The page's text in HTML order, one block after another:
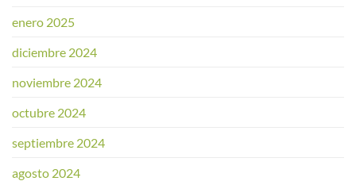
enero 2025
diciembre 2024
noviembre 2024
octubre 2024
septiembre 2024
agosto 2024